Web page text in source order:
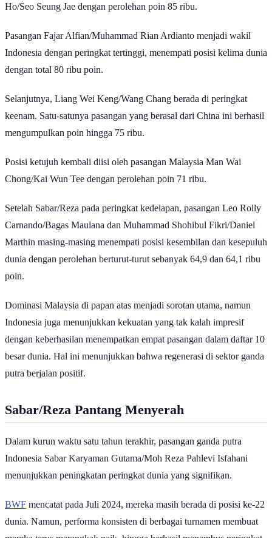
Ho/Seo Seung Jae dengan perolehan poin 85 ribu.
Pasangan Fajar Alfian/Muhammad Rian Ardianto menjadi wakil
Indonesia dengan peringkat tertinggi, menempati posisi kelima dunia
dengan total 80 ribu poin.
Selanjutnya, Liang Wei Keng/Wang Chang berada di peringkat
keenam. Satu-satunya pasangan yang berasal dari China ini berhasil
mengumpulkan poin hingga 75 ribu.
Posisi ketujuh kembali diisi oleh pasangan Malaysia Man Wai
Chong/Kai Wun Tee dengan perolehan poin 71 ribu.
Setelah Sabar/Reza pada peringkat kedelapan, pasangan Leo Rolly
Carnando/Bagas Maulana dan Muhammad Shohibul Fikri/Daniel
Marthin masing-masing menempati posisi kesembilan dan kesepuluh
dunia dengan perolehan berturut-turut sebanyak 64,9 dan 64,1 ribu
poin.
Dominasi Malaysia di papan atas menjadi sorotan utama, namun
Indonesia juga menunjukkan kekuatan yang tak kalah impresif
dengan keberhasilan menempatkan empat pasangan dalam daftar 10
besar dunia. Hal ini menunjukkan bahwa regenerasi di sektor ganda
putra berjalan positif.
Sabar/Reza Pantang Menyerah
Dalam kurun waktu satu tahun terakhir, pasangan ganda putra
Indonesia Sabar Karyaman Gutama/Moh Reza Pahlevi Isfahani
menunjukkan peningkatan peringkat dunia yang signifikan.
BWF mencatat pada Juli 2024, mereka masih berada di posisi ke-22
dunia. Namun, performa konsisten di berbagai turnamen membuat